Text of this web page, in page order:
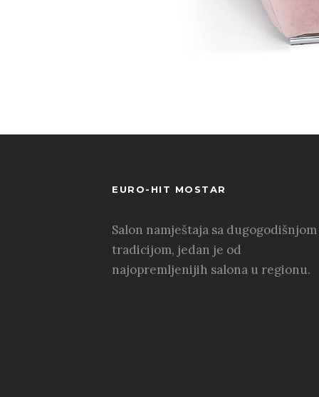
EURO-HIT MOSTAR
Salon namještaja sa dugogodišnjom
tradicijom, jedan je od
najopremljenijih salona u regionu.